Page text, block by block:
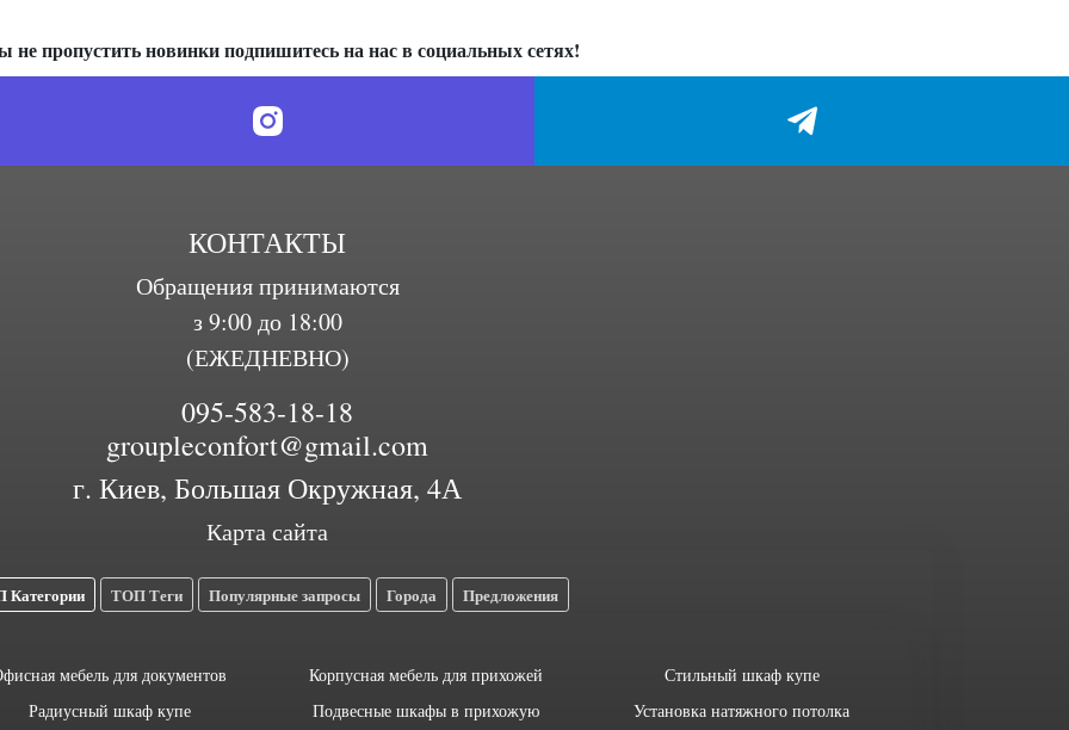
не пропустить новинки подпишитесь на нас в социальных сетях!
КОНТАКТЫ
Обращения принимаются
з 9:00 до 18:00
(ЕЖЕДНЕВНО)
095-583-18-18
groupleconfort@gmail.com
г. Киев, Большая Окружная, 4А
Карта сайта
ТОП Теги Популярные запросы Города Предложения
мебель для документов
Радиусный шкаф купе
Корпусная мебель для прихожей
Подвесные шкафы в прихожую
Стильный шкаф купе
Установка натяжного потолка